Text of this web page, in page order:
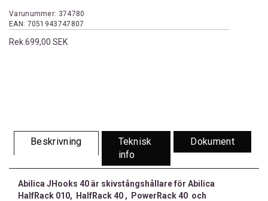
Varunummer: 374780
EAN: 7051943747807
Rek.699,00 SEK
Beskrivning
Teknisk
info
Dokument
Abilica JHooks 40 är skivstångshållare för Abilica
HalfRack 010, HalfRack 40 , PowerRack 40 och